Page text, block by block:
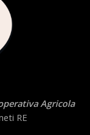
Agricola
RE